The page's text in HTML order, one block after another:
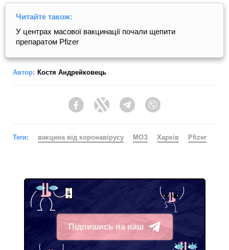
Читайте також:
У центрах масової вакцинації почали щепити
препаратом Pfizer
Автор: Костя Андрейковець
FacebookTwitter Telegram
Теги: вакцина від коронавірусу МОЗ Харків Pfizer
Підпишись на наш
Telegram